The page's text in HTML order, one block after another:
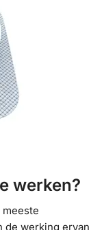
werken?
de werking ervan